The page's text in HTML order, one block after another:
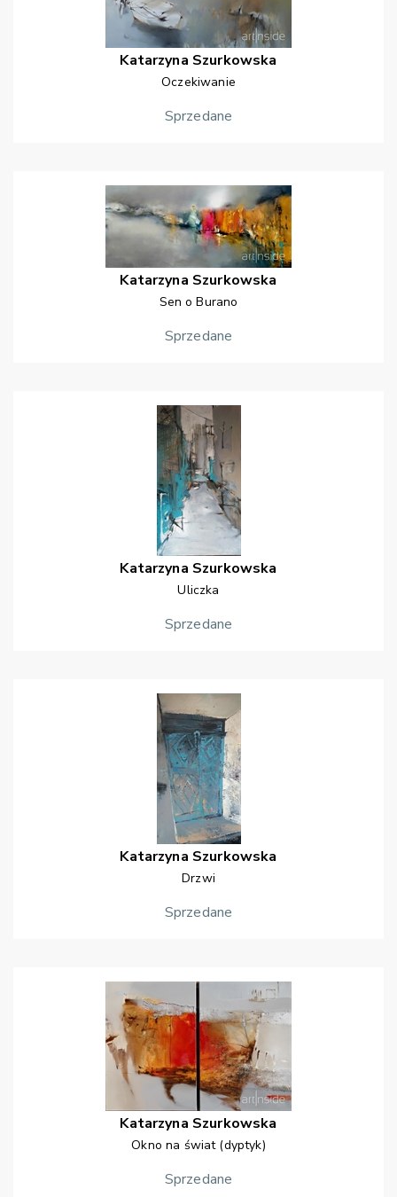
Katarzyna Szurkowska
Oczekiwanie
Sprzedane
Katarzyna Szurkowska
Sen o Burano
Sprzedane
Katarzyna Szurkowska
Uliczka
Sprzedane
Katarzyna Szurkowska
Drzwi
Sprzedane
Katarzyna Szurkowska
Okno na świat (dyptyk)
Sprzedane